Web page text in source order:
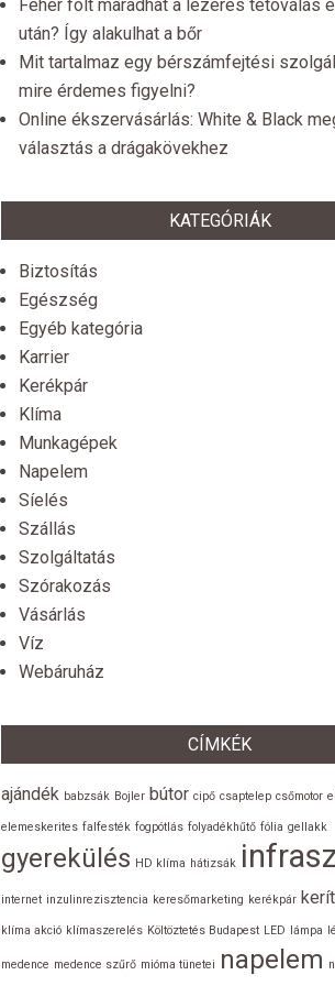
Fehér folt maradhat a lézeres tetoválás
után? Így alakulhat a bőr
Mit tartalmaz egy bérszámfejtési
mire érdemes figyelni?
Online ékszervásárlás: White & Black
választás a drágakövekhez
KATEGÓRIÁK
Biztosítás
Egészség
Egyéb kategória
Karrier
Kerékpár
Klíma
Munkagépek
Napelem
Síelés
Szállás
Szolgáltatás
Szórakozás
Vásárlás
Víz
Webáruház
CÍMKÉK
ajándék babzsák Bojler bútor cipő csaptelep csőmotor
elemeskerites falfesték fogpótlás folyadékhűtő fólia gellakk
gyerekülés HD klíma hátizsák
internet inzulinrezisztencia keresőmarketing kerékpár
klíma akció klímaszerelés Költöztetés Budapest LED lámpa
medence medence szűrő mióma tünetei napelem